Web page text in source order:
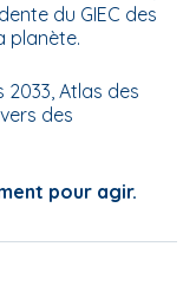
du GIEC des
planète.
Atlas des
des
pour agir.